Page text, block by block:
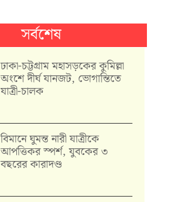
সর্বশেষ
ঢাকা-চট্টগ্রাম মহাসড়কের কুমিল্লা
অংশে দীর্ঘ যানজট, ভোগান্তিতে
যাত্রী-চালক
বিমানে ঘুমন্ত নারী যাত্রীকে
আপত্তিকর স্পর্শ, যুবকের ৩
বছরের কারাদণ্ড